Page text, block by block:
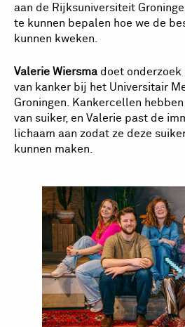
aan de Rijksuniversiteit
te kunnen bepalen hoe we de
kunnen kweken.
Valerie Wiersma doet onderzoek
van kanker bij het Universitair
Groningen. Kankercellen
van suiker, en Valerie past de
lichaam aan zodat ze deze
kunnen maken.